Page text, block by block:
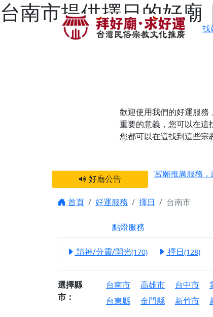
台南市提供擇日的好
找
歡迎使用我們的好運服務
重要的意義，您可以在這
您都可以在這找到這些宗
好廟公告
之旅」！
【屏東縣獅子
終追遠、廣植福
【桃園市 桃園
願平安順遂的
【桃園龜山 慈
【新北貢寮 南
首頁 好運服務 擇日 台南市
點燈服務
請神/分靈/開光(170) 擇日(128)
選擇縣
市：
台南市 高雄市 台中市
台東縣
金門縣 新竹市